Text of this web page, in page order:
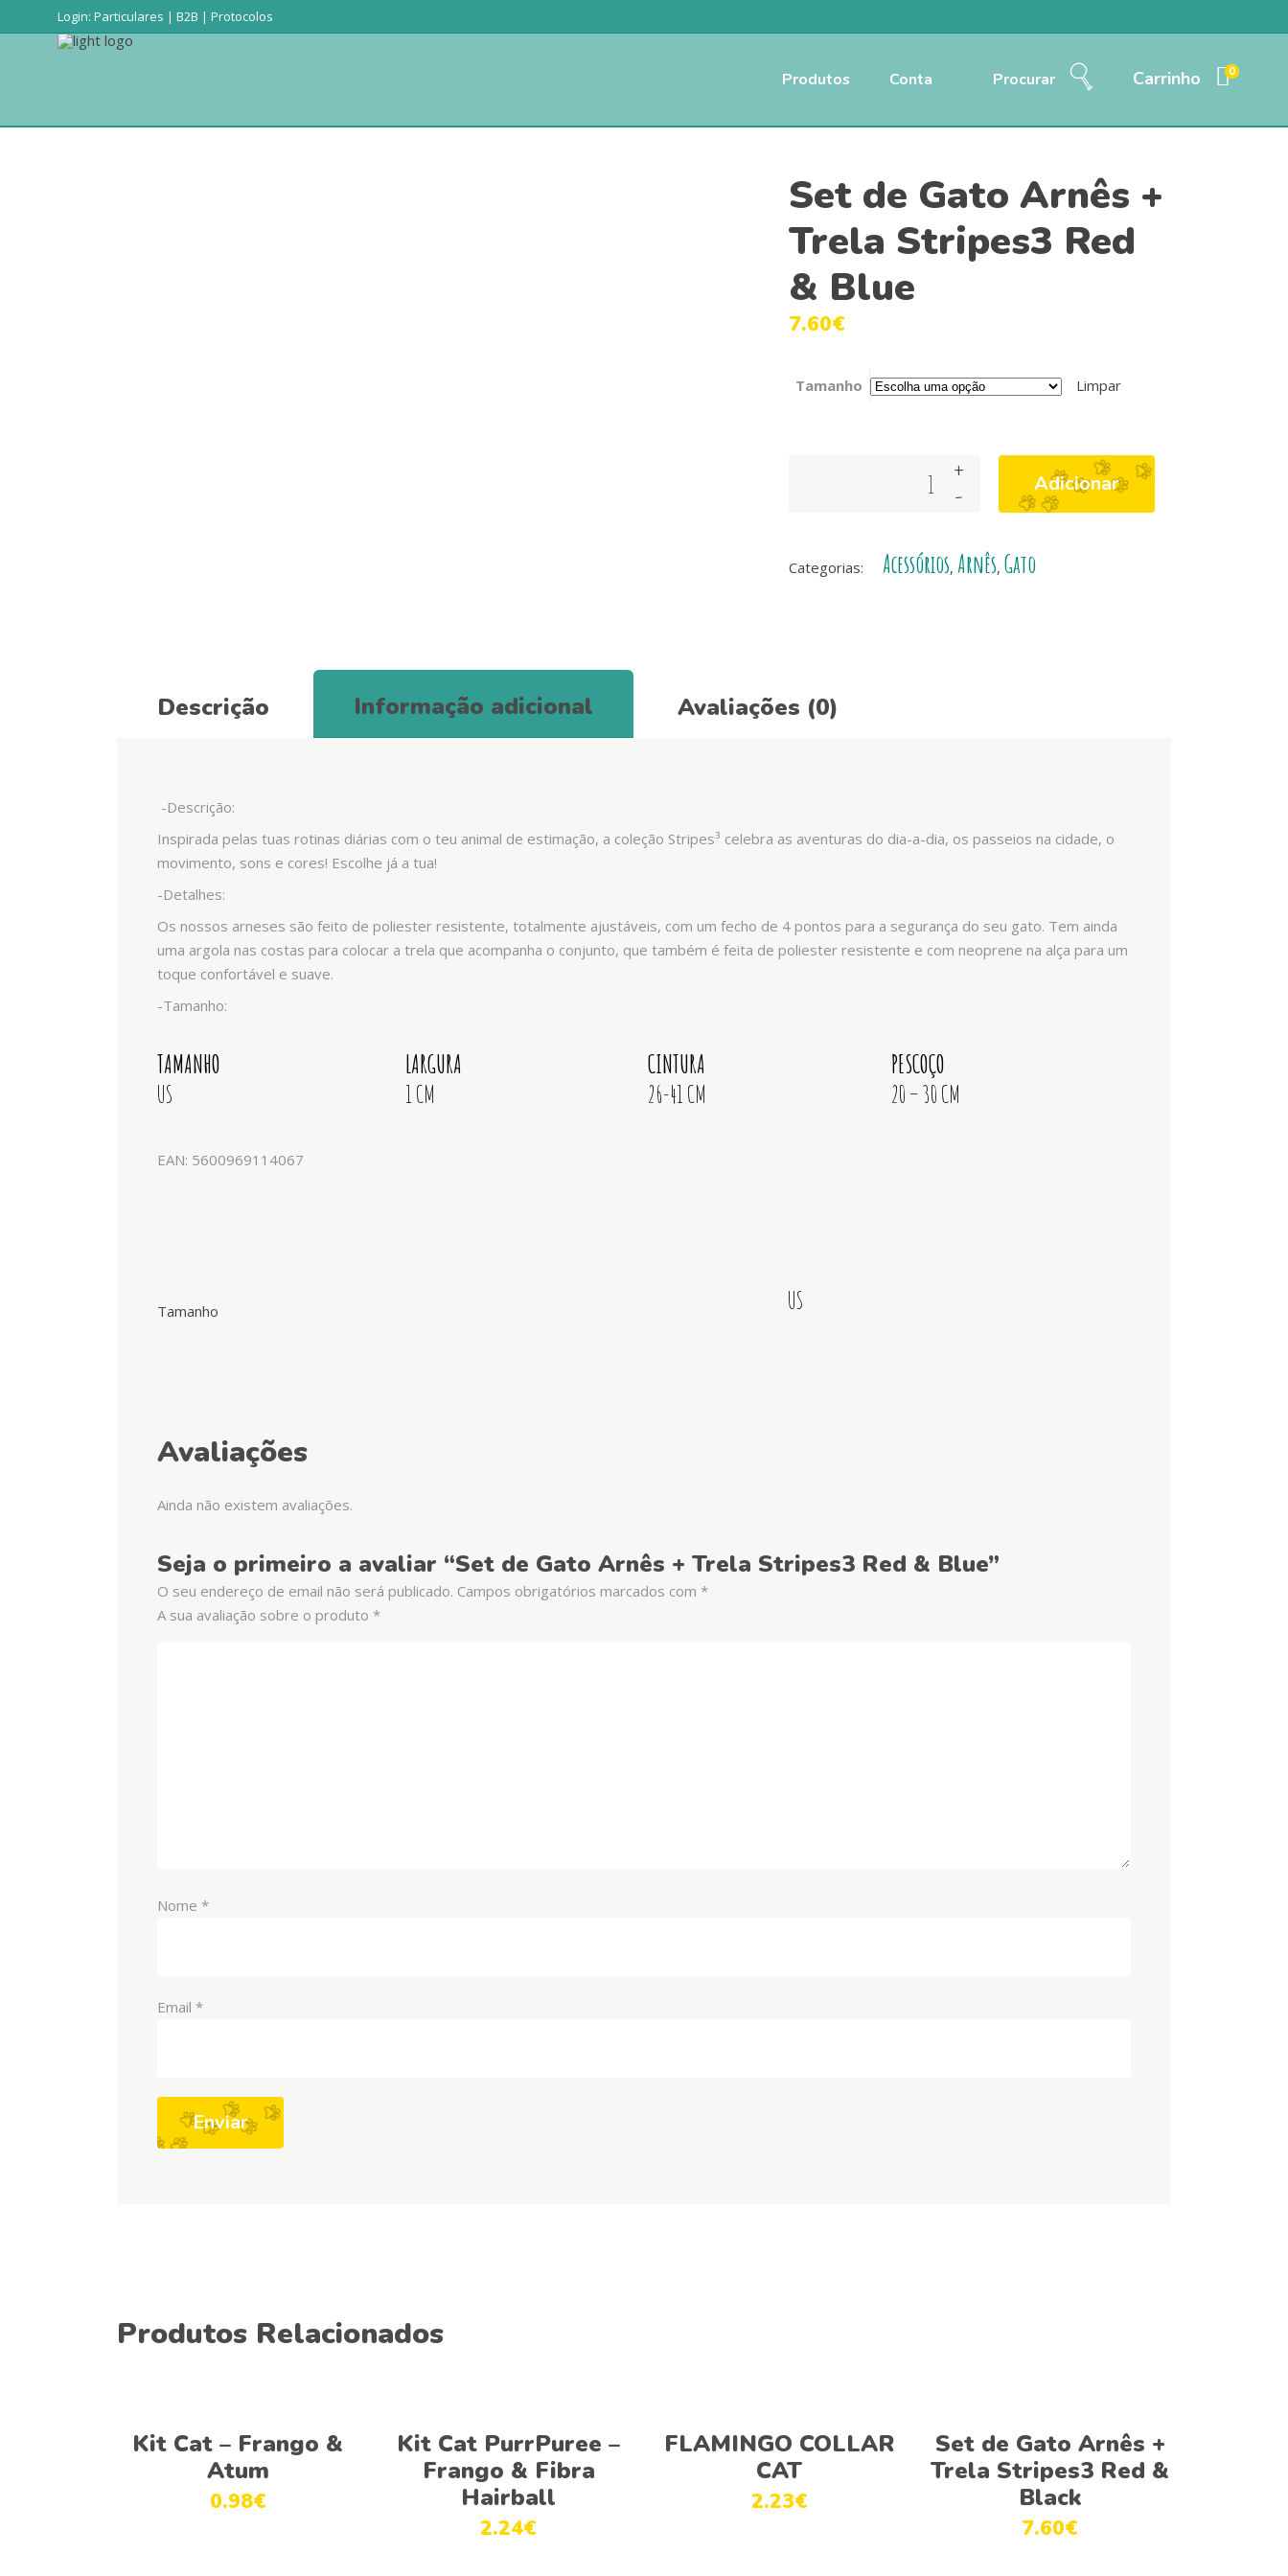
Login: Particulares | B2B | Protocolos
Produtos Conta Procurar Carrinho 0
Set de Gato Arnês +
Trela Stripes3 Red
& Blue
7.60€
Tamanho Limpar
+
quantity
-
+ Adicionar
Categorias: Acessórios, Arnês, Gato
Descrição Informação adicional Avaliações (0)
-Descrição:
Inspirada pelas tuas rotinas diárias com o teu animal de estimação, a coleção Stripes³ celebra as aventuras do dia-a-dia, os passeios na cidade, o
movimento, sons e cores! Escolhe já a tua!
-Detalhes:
Os nossos arneses são feito de poliester resistente, totalmente ajustáveis, com um fecho de 4 pontos para a segurança do seu gato. Tem ainda
uma argola nas costas para colocar a trela que acompanha o conjunto, que também é feita de poliester resistente e com neoprene na alça para um
toque confortável e suave.
-Tamanho:
TAMANHO LARGURA CINTURA
PESCOÇO
US
1 CM 26-41 CM 20 – 30 CM
EAN: 5600969114067
Tamanho US
Avaliações
Ainda não existem avaliações.
Seja o primeiro a avaliar “Set de Gato Arnês + Trela Stripes3 Red & Blue”
O seu endereço de email não será publicado. Campos obrigatórios marcados com *
A sua avaliação sobre o produto *
Nome *
Email *
Produtos Relacionados
Ver opções
Kit Cat – Frango &
Atum
0.98€
Ver opções
Kit Cat PurrPuree –
Frango & Fibra
Hairball
2.24€
Adicionar
FLAMINGO COLLAR
CAT
2.23€
Ver opções
Set de Gato Arnês +
Trela Stripes3 Red &
Black
7.60€